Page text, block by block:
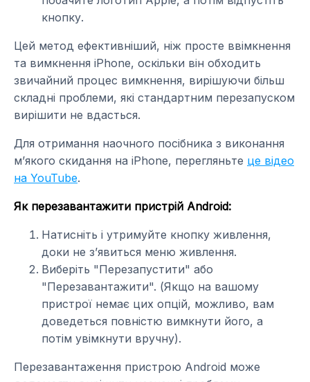
кнопку.
Цей метод ефективніший, ніж просте ввімкнення
та вимкнення iPhone, оскільки він обходить
звичайний процес вимкнення, вирішуючи більш
складні проблеми, які стандартним перезапуском
вирішити не вдасться.
Для отримання наочного посібника з виконання
м’якого скидання на iPhone, перегляньте це відео
на YouTube.
Як перезавантажити пристрій Android:
Натисніть і утримуйте кнопку живлення,
доки не з’явиться меню живлення.
Виберіть "Перезапустити" або
"Перезавантажити". (Якщо на вашому
пристрої немає цих опцій, можливо, вам
доведеться повністю вимкнути його, а
потім увімкнути вручну).
Перезавантаження пристрою Android може